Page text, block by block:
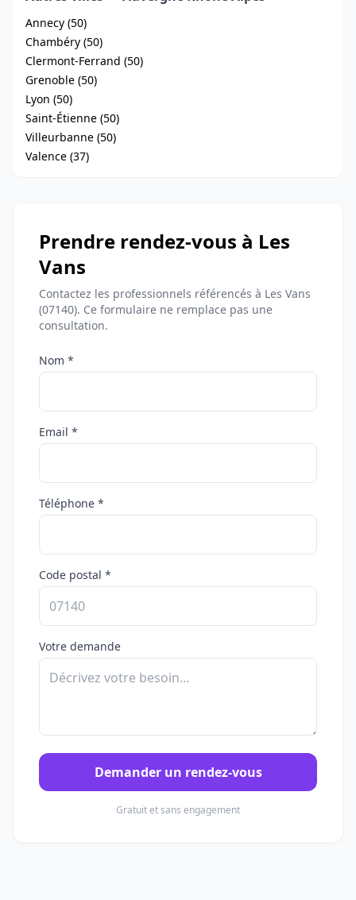
Annecy (50)
Chambéry (50)
Clermont-Ferrand (50)
Grenoble (50)
Lyon (50)
Saint-Étienne (50)
Villeurbanne (50)
Valence (37)
Prendre rendez-vous à Les
Vans
Contactez les professionnels référencés à Les Vans
(07140). Ce formulaire ne remplace pas une
consultation.
Nom *
Email *
Téléphone *
Code postal *
Votre demande
Demander un rendez-vous
Gratuit et sans engagement